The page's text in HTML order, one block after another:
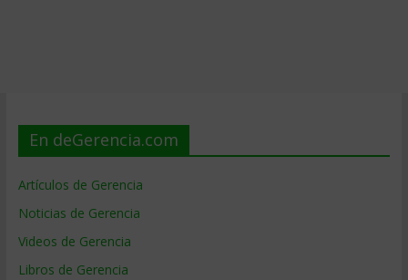
En deGerencia.com
Artículos de Gerencia
Noticias de Gerencia
Videos de Gerencia
Libros de Gerencia